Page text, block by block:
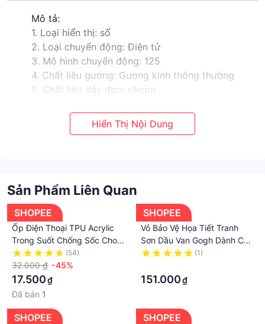
Mô tả:
1. Loại hiển thị: số
2. Loại chuyển động: Điện tử
3. Mô hình chuyển động: 125
4. Chất liệu gương: Gương kính thông thường
5. Chất liệu dây đeo: silicon
7. Dung lượng pin: 100
Thông số kỹ thuật:
4. Chất liệu thoải mái
5. Hiệu suất chi phí cao
Gói bao gồm:
1 * Xem
Sản Phẩm Liên Quan
SHOPEE
Ốp Điện Thoại TPU Acrylic
Trong Suốt Chống Sốc Cho
iPhone 11 Pro Max 13 Pro 12
Pro XS Max XR X 8 Plus 7
Plus SE 2020 2022
(54)
32.000 ₫ -45%
17.500₫
Đã bán 1
SHOPEE
Vỏ Bảo Vệ Họa Tiết Tranh
Sơn Dầu Van Gogh Dành Cho
IPAD2020 AIR4 10.9AIR3
MINI5
(1)
151.000₫
SHOPEE SHOPEE